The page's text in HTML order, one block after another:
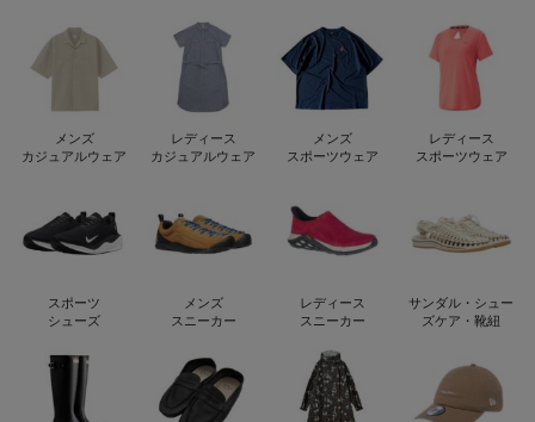
メンズ
カジュアルウェア
レディース
カジュアルウェア
メンズ
スポーツウェア
レディース
スポーツウェア
スポーツ
シューズ
メンズ
スニーカー
レディース
スニーカー
サンダル・シュー
ズケア・靴紐